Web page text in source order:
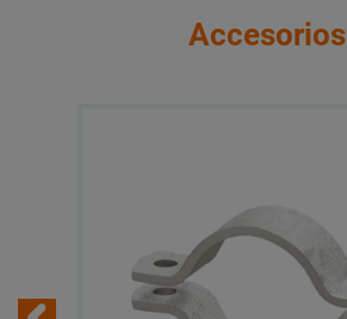
Accesorios